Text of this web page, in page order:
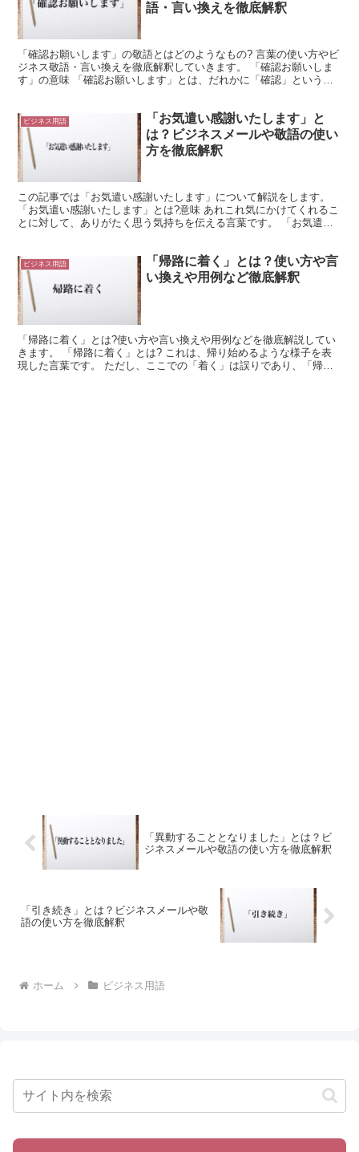
語・言い換えを徹底解釈
「確認お願いします」の敬語とはどのようなもの? 言葉の使い方やビ
ジネス敬語・言い換えを徹底解釈していきます。 「確認お願いしま
す」の意味 「確認お願いします」とは、だれかに「確認」という行
ビジネス用語
「お気遣い感謝いたします」と
は？ビジネスメールや敬語の使い
方を徹底解釈
この記事では「お気遣い感謝いたします」について解説をします。
「お気遣い感謝いたします」とは?意味 あれこれ気にかけてくれるこ
とに対して、ありがたく思う気持ちを伝える言葉です。 「お気遣
ビジネス用語
「帰路に着く」とは？使い方や言
い換えや用例など徹底解釈
「帰路に着く」とは?使い方や言い換えや用例などを徹底解説してい
きます。 「帰路に着く」とは? これは、帰り始めるような様子を表
現した言葉です。 ただし、ここでの「着く」は誤りであり、「帰路
「異動することとなりました」とは？ビ
ジネスメールや敬語の使い方を徹底解釈
「引き続き」とは？ビジネスメールや敬
語の使い方を徹底解釈
ホーム ビジネス用語